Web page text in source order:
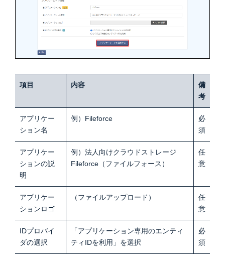
項目 内容
備
考
アプリケー
ション名
例）Fileforce
必
須
アプリケー
ションの説
明
例）法人向けクラウドストレージ
Fileforce（ファイルフォース）
任
意
アプリケー
ションロゴ
（ファイルアップロード）
任
意
IDプロバイ
ダの選択
「アプリケーション専用のエンティ
ティIDを利用」を選択
必
須